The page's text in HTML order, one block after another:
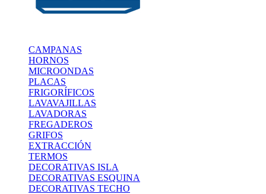
CAMPANAS
HORNOS
MICROONDAS
PLACAS
FRIGORÍFICOS
LAVAVAJILLAS
LAVADORAS
FREGADEROS
GRIFOS
EXTRACCIÓN
TERMOS
DECORATIVAS ISLA
DECORATIVAS ESQUINA
DECORATIVAS TECHO